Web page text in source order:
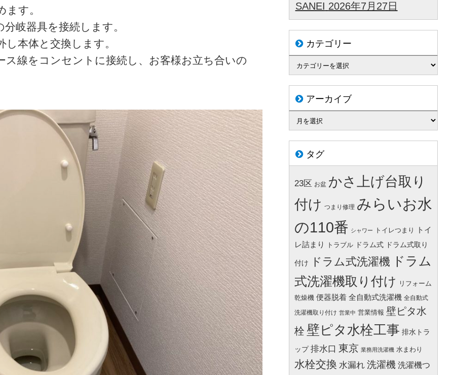
す。
岐器具を接続します。
本体と交換します。
線をコンセントに接続し、お客様お立ち合いの
SANEI 2026年7月27日
カテゴリー
アーカイブ
タグ
23区 お盆 かさ上げ台取り
付け つまり修理 みらいお水
の110番 シャワー トイレつまり
トイ
レ詰まり
トラブル ドラム式 ドラム式取り
付け ドラム式洗濯機 ドラム
式洗濯機取り付け
リフォーム
乾燥機 便器脱着 全自動式洗濯機 全自動式
洗濯機取り付け 営業中 営業情報 壁ピタ水
栓 壁ピタ水栓工事 排水トラ
ップ 排水口 東京 業務用洗濯機 水まわり
水栓交換 水漏れ 洗濯機 洗濯機つ